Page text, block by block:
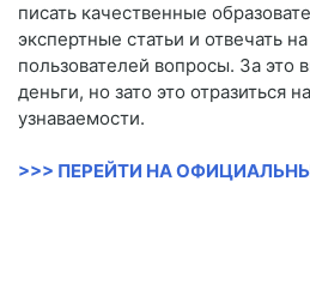
писать качественные
экспертные статьи и отвечать
пользователей вопросы. За это
деньги, но зато это отразиться
узнаваемости.
>>> ПЕРЕЙТИ НА